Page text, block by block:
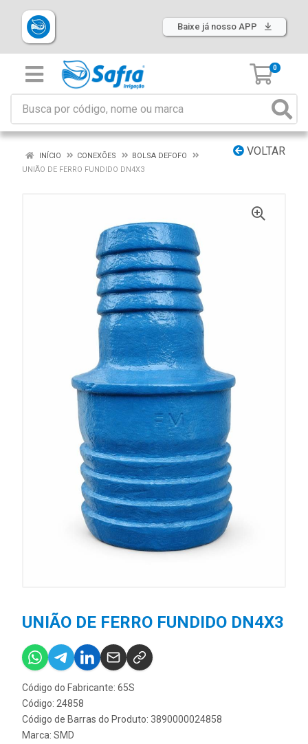
Baixe já nosso APP
0
VOLTAR
INÍCIO CONEXÕES
BOLSA DEFOFO
UNIÃO DE FERRO FUNDIDO DN4X3
UNIÃO DE FERRO FUNDIDO DN4X3
Código do Fabricante: 65S
Código: 24858
Código de Barras do Produto: 3890000024858
Marca: SMD